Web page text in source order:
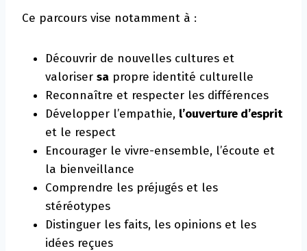
Ce parcours vise notamment à :
Découvrir de nouvelles cultures et
valoriser sa propre identité culturelle
Reconnaître et respecter les différences
Développer l’empathie, l’ouverture d’esprit
et le respect
Encourager le vivre-ensemble, l’écoute et
la bienveillance
Comprendre les préjugés et les
stéréotypes
Distinguer les faits, les opinions et les
idées reçues